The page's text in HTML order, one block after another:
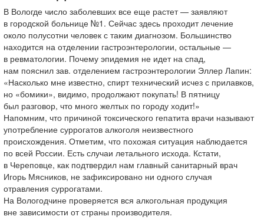
В Вологде число заболевших все еще растет — заявляют
в городской больнице №1. Сейчас здесь проходит лечение
около полусотни человек с таким диагнозом. Большинство
находится на отделении гастроэнтерологии, остальные —
в ревматологии. Почему эпидемия не идет на спад,
нам пояснил зав. отделением гастроэнтерологии Эллер Лапин:
«Насколько мне известно, спирт технический исчез с прилавков,
но «бомики», видимо, продолжают покупать! В пятницу
был разговор, что много желтых по городу ходит!»
Напомним, что причиной токсического гепатита врачи называют
употребление суррогатов алкоголя неизвестного
происхождения. Отметим, что похожая ситуация наблюдается
по всей России. Есть случаи летального исхода. Кстати,
в Череповце, как подтвердил нам главный санитарный врач
Игорь Мясников, не зафиксировано ни одного случая
отравления суррогатами.
На Вологодчине проверяется вся алкогольная продукция
вне зависимости от страны производителя.